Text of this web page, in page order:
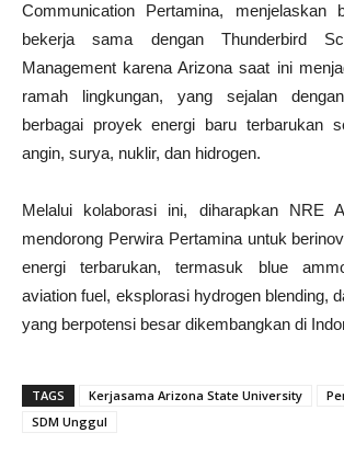
Communication Pertamina, menjelaskan
bekerja sama dengan Thunderbird
Management karena Arizona saat ini
ramah lingkungan, yang sejalan
berbagai proyek energi baru terbarukan
angin, surya, nuklir, dan hidrogen.
Melalui kolaborasi ini, diharapkan NRE
mendorong Perwira Pertamina untuk
energi terbarukan, termasuk blue
aviation fuel, eksplorasi hydrogen blending,
yang berpotensi besar dikembangkan di
TAGS Kerjasama Arizona State University
SDM Unggul